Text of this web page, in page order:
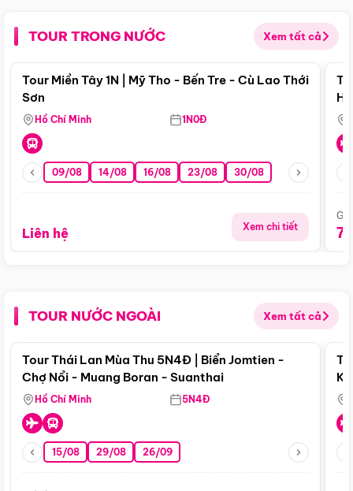
TOUR TRONG NƯỚC Xem tất cả
Điểm nổi bật
Tour Miền Tây 1N | Mỹ Tho - Bến Tre - Cù Lao Thới
Sơn
Hồ Chí Minh 1N0Đ
09/08 14/08 16/08 23/08 30/08
Liên hệ Xem chi tiết
TOUR NƯỚC NGOÀI Xem tất cả
Điểm nổi bật
Tour Thái Lan Mùa Thu 5N4Đ | Biển Jomtien -
Chợ Nổi - Muang Boran - Suanthai
Hồ Chí Minh 5N4Đ
15/08 29/08 26/09